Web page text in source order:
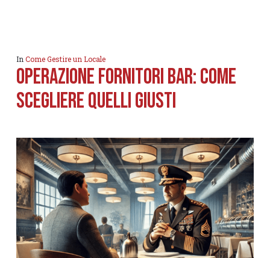
InCome Gestire un Locale
Operazione fornitori bar: come
scegliere quelli giusti